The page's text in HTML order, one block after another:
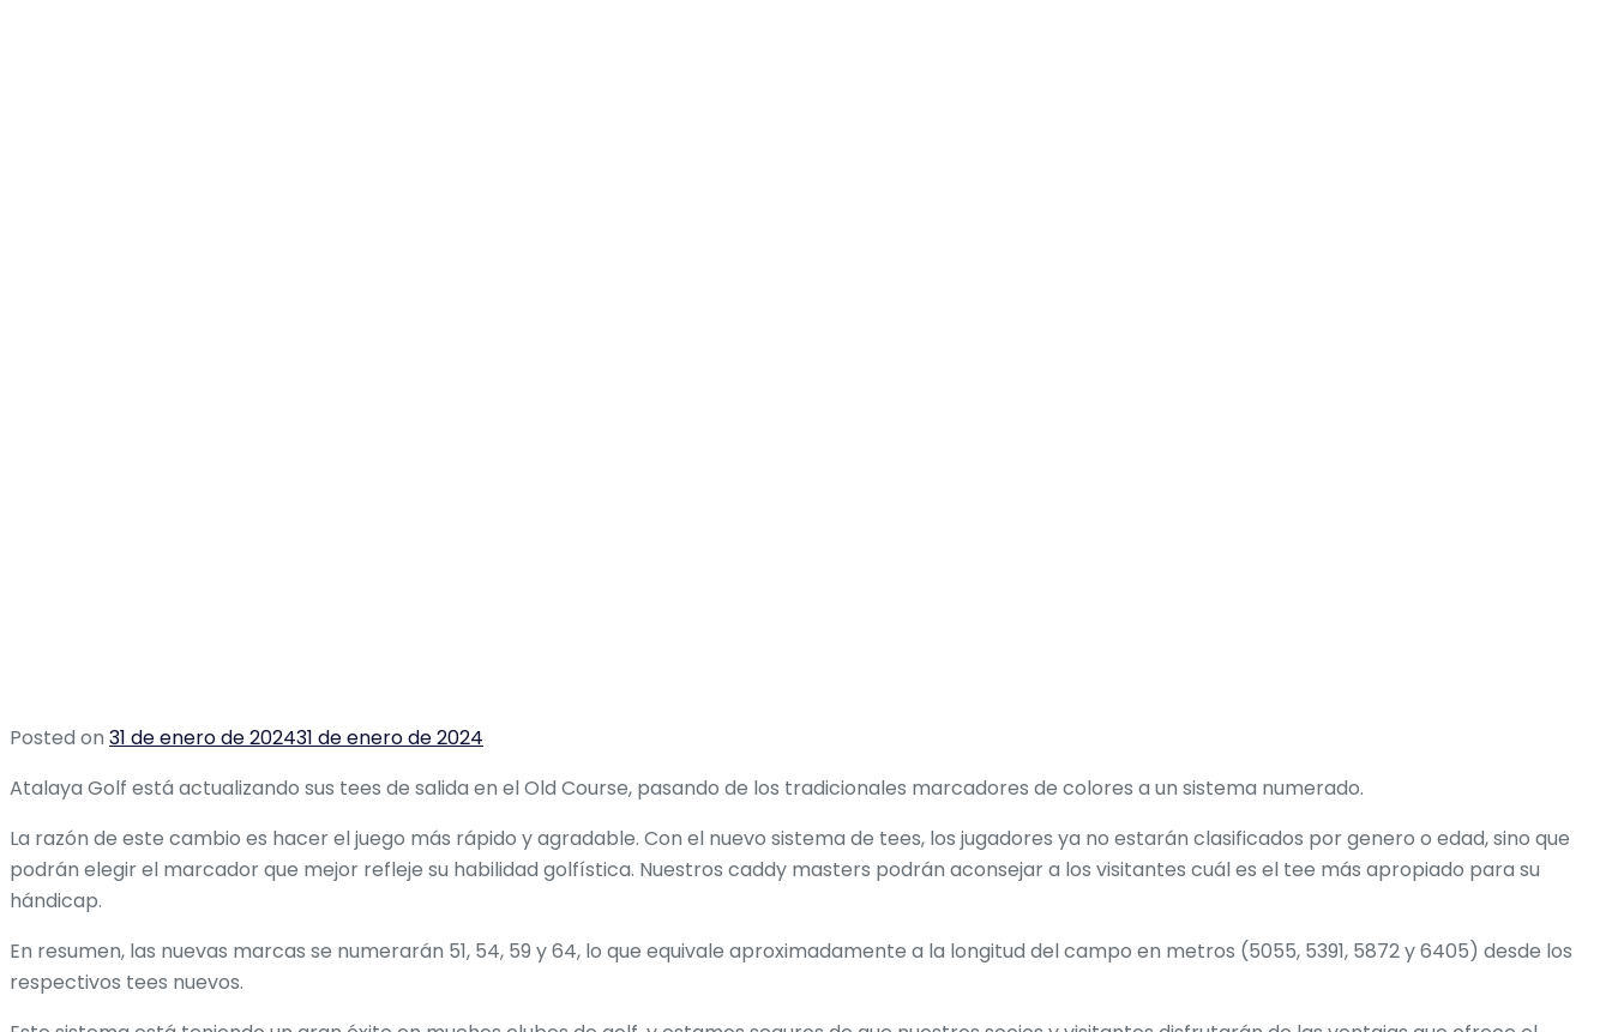
Posted on 31 de enero de 202431 de enero de 2024
Atalaya Golf está actualizando sus tees de salida en el Old Course, pasando de los tradicionales marcadores de colores a un sistema numerado.
La razón de este cambio es hacer el juego más rápido y agradable. Con el nuevo sistema de tees, los jugadores ya no estarán clasificados por genero o edad, sino que
podrán elegir el marcador que mejor refleje su habilidad golfística. Nuestros caddy masters podrán aconsejar a los visitantes cuál es el tee más apropiado para su
hándicap.
En resumen, las nuevas marcas se numerarán 51, 54, 59 y 64, lo que equivale aproximadamente a la longitud del campo en metros (5055, 5391, 5872 y 6405) desde los
respectivos tees nuevos.